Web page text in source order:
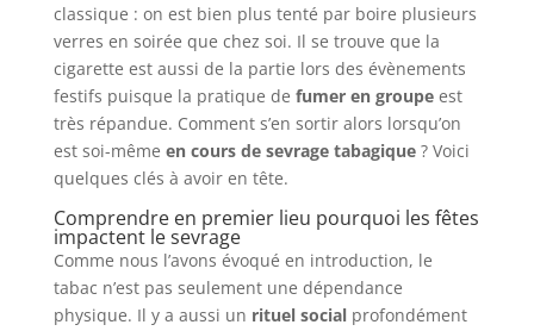
classique : on est bien plus tenté par boire plusieurs
verres en soirée que chez soi. Il se trouve que la
cigarette est aussi de la partie lors des évènements
festifs puisque la pratique de fumer en groupeest
très répandue. Comment s’en sortir alors lorsqu’on
est soi-même en cours de sevrage tabagique? Voici
quelques clés à avoir en tête.
Comprendre en premier lieu pourquoi les fêtes
impactent le sevrage
Comme nous l’avons évoqué en introduction, le
tabac n’est pas seulement une dépendance
physique. Il y a aussi un rituel social profondément